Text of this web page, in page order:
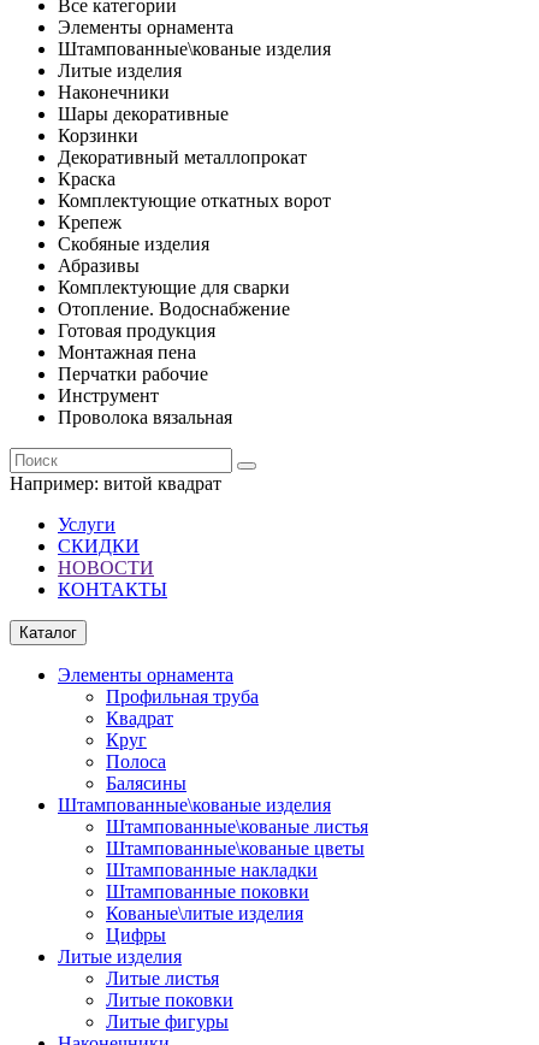
Все категории
Элементы орнамента
Штампованные\кованые изделия
Литые изделия
Наконечники
Шары декоративные
Корзинки
Декоративный металлопрокат
Краска
Комплектующие откатных ворот
Крепеж
Скобяные изделия
Абразивы
Комплектующие для сварки
Отопление. Водоснабжение
Готовая продукция
Монтажная пена
Перчатки рабочие
Инструмент
Проволока вязальная
Например: витой квадрат
Услуги
СКИДКИ
НОВОСТИ
КОНТАКТЫ
Каталог
Элементы орнамента
Профильная труба
Квадрат
Круг
Полоса
Балясины
Штампованные\кованые изделия
Штампованные\кованые листья
Штампованные\кованые цветы
Штампованные накладки
Штампованные поковки
Кованые\литые изделия
Цифры
Литые изделия
Литые листья
Литые поковки
Литые фигуры